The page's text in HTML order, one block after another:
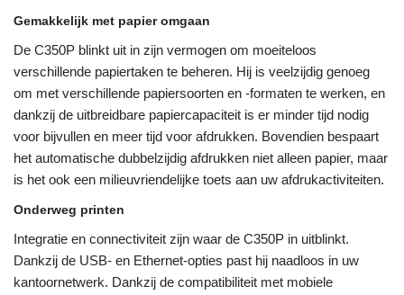
Gemakkelijk met papier omgaan
De C350P blinkt uit in zijn vermogen om moeiteloos
verschillende papiertaken te beheren. Hij is veelzijdig genoeg
om met verschillende papiersoorten en -formaten te werken, en
dankzij de uitbreidbare papiercapaciteit is er minder tijd nodig
voor bijvullen en meer tijd voor afdrukken. Bovendien bespaart
het automatische dubbelzijdig afdrukken niet alleen papier, maar
is het ook een milieuvriendelijke toets aan uw afdrukactiviteiten.
Onderweg printen
Integratie en connectiviteit zijn waar de C350P in uitblinkt.
Dankzij de USB- en Ethernet-opties past hij naadloos in uw
kantoornetwerk. Dankzij de compatibiliteit met mobiele